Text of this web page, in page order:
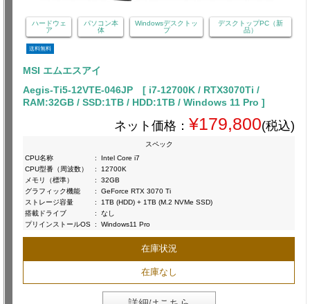
ハードウェ
ア
パソコン本
体
Windowsデスクトッ
プ
デスクトップPC（新
品）
送料無料
MSI エムエスアイ
Aegis-Ti5-12VTE-046JP [ i7-12700K / RTX3070Ti /
RAM:32GB / SSD:1TB / HDD:1TB / Windows 11 Pro ]
ネット価格： ¥179,800(税込)
スペック
CPU名称
:
Intel Core i7
CPU型番（周波数）
:
12700K
メモリ（標準）
:
32GB
グラフィック機能
:
GeForce RTX 3070 Ti
ストレージ容量
:
1TB (HDD) + 1TB (M.2 NVMe SSD)
搭載ドライブ
:
なし
プリインストールOS : Windows11 Pro
在庫状況
在庫なし